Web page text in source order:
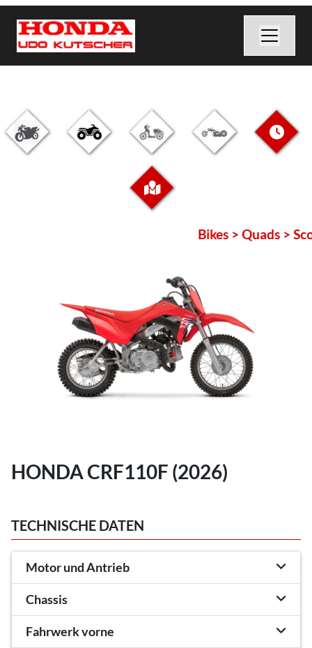
Bikes > Quads >
HONDA CRF110F (2026)
TECHNISCHE DATEN
Motor und Antrieb
Chassis
Fahrwerk vorne